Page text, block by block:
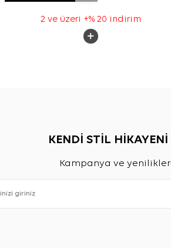
2 ve üzeri +% 20 indirim
KENDİ STİL
Kampanya ve